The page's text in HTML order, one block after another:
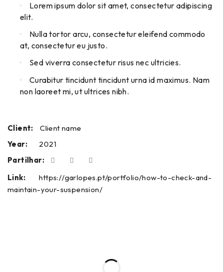
Lorem ipsum dolor sit amet, consectetur adipiscing
elit.
Nulla tortor arcu, consectetur eleifend commodo
at, consectetur eu justo.
Sed viverra consectetur risus nec ultricies.
Curabitur tincidunt tincidunt urna id maximus. Nam
non laoreet mi, ut ultrices nibh.
Client:
Client name
Year:
2021
Partilhar:
Link:
https://garlopes.pt/portfolio/how-to-check-and-
maintain-your-suspension/